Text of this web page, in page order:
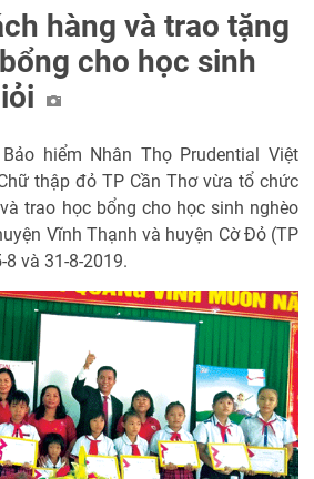
hàng và trao tặng
cho học sinh
hiểm Nhân Thọ Prudential Việt
thập đỏ TP Cần Thơ vừa tổ chức
trao học bổng cho học sinh nghèo
Vĩnh Thạnh và huyện Cờ Đỏ (TP
và 31-8-2019.